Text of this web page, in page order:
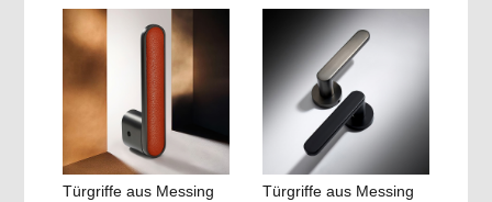
Türgriffe aus Messing
Türgriffe aus Messing